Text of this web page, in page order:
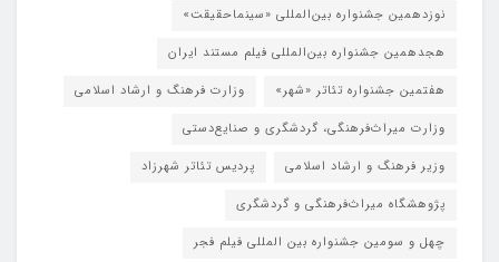
نوزدهمین جشنواره بین‌المللی «سینماحقیقت»
هجدهمین جشنواره بین‌المللی فیلم مستند ایران
هفتمین جشنواره تئاتر «شهر»
وزارت فرهنگ و ارشاد اسلامی
وزارت میراث‌فرهنگی، گردشگری و صنایع‌دستی
وزیر فرهنگ و ارشاد اسلامی
پردیس تئاتر شهرزاد
پژوهشگاه میراث‌فرهنگی و گردشگری
چهل و سومین جشنواره بین المللی فیلم فجر